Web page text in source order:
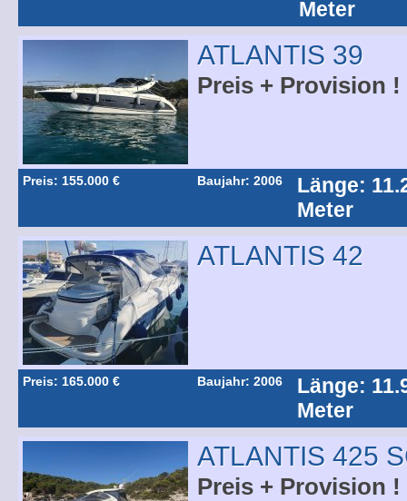
Meter
ATLANTIS 39
Preis + Provision !
Preis: 155.000 € Baujahr: 2006
Länge:
Meter
ATLANTIS 42
Preis: 165.000 € Baujahr: 2006
Länge:
Meter
ATLANTIS 425
Preis + Provision !